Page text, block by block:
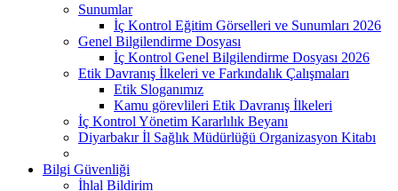
Sunumlar
İç Kontrol Eğitim Görselleri ve Sunumları 2026
Genel Bilgilendirme Dosyası
İç Kontrol Genel Bilgilendirme Dosyası 2026
Etik Davranış İlkeleri ve Farkındalık Çalışmaları
Etik Sloganımız
Kamu görevlileri Etik Davranış İlkeleri
İç Kontrol Yönetim Kararlılık Beyanı
Diyarbakır İl Sağlık Müdürlüğü Organizasyon Kitabı
Bilgi Güvenliği
İhlal Bildirim